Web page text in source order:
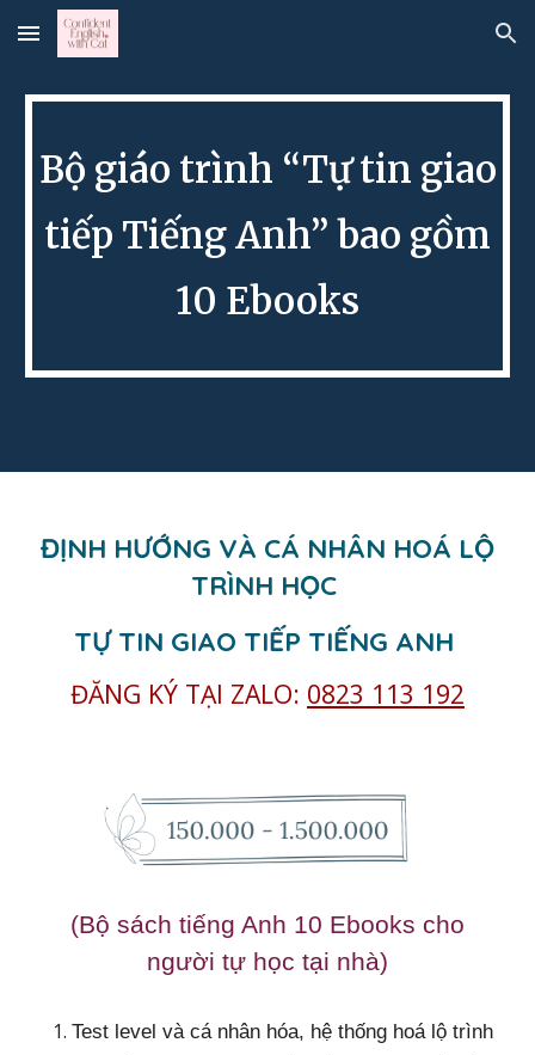
Skip to main content Skip to navigation
Bộ giáo trình “Tự tin giao
tiếp Tiếng Anh” bao gồm
10 Ebooks
ĐỊNH HƯỚNG VÀ CÁ NHÂN HOÁ LỘ
TRÌNH HỌC
TỰ TIN GIAO TIẾP TIẾNG ANH
ĐĂNG KÝ TẠI ZALO: 0823 113 192
(Bộ sách tiếng Anh 10 Ebooks cho
người tự học tại nhà)
Test level và cá nhân hóa, hệ thống hoá lộ trình